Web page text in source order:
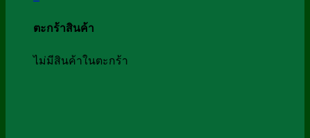
ตะกร้าสินค้า
ไม่มีสินค้าในตะกร้า